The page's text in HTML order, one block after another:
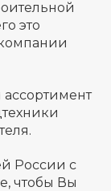
это
России с
чтобы Вы